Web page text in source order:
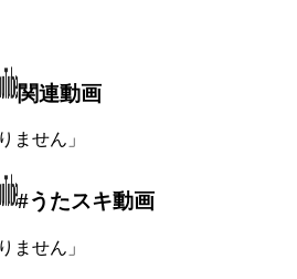
関連動画
ません」
#うたスキ動画
ません」